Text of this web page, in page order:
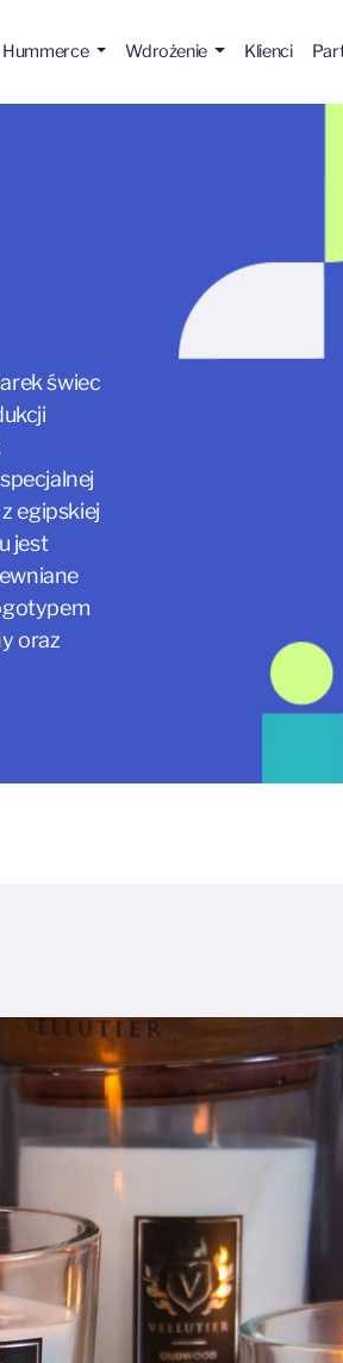
Hummerce Wdrożenie Klienci
świec
egipskiej
jest
oraz